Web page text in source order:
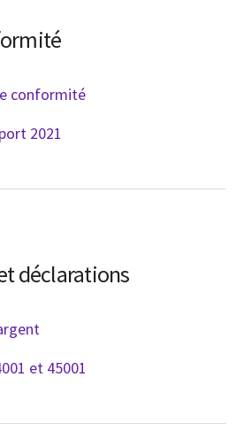
conformité
2021
déclarations
et 45001